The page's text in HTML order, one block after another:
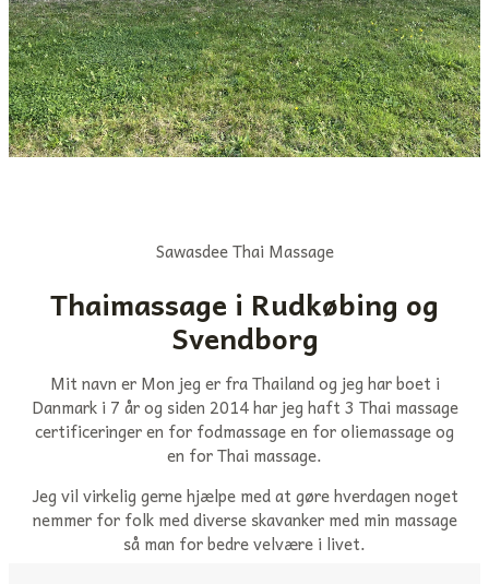
Sawasdee Thai Massage
Thaimassage i Rudkøbing og
Svendborg
Mit navn er Mon jeg er fra Thailand og jeg har boet i
Danmark i 7 år og siden 2014 har jeg haft 3 Thai massage
certificeringer en for fodmassage en for oliemassage og
en for Thai massage.
Jeg vil virkelig gerne hjælpe med at gøre hverdagen noget
nemmer for folk med diverse skavanker med min massage
så man for bedre velvære i livet.